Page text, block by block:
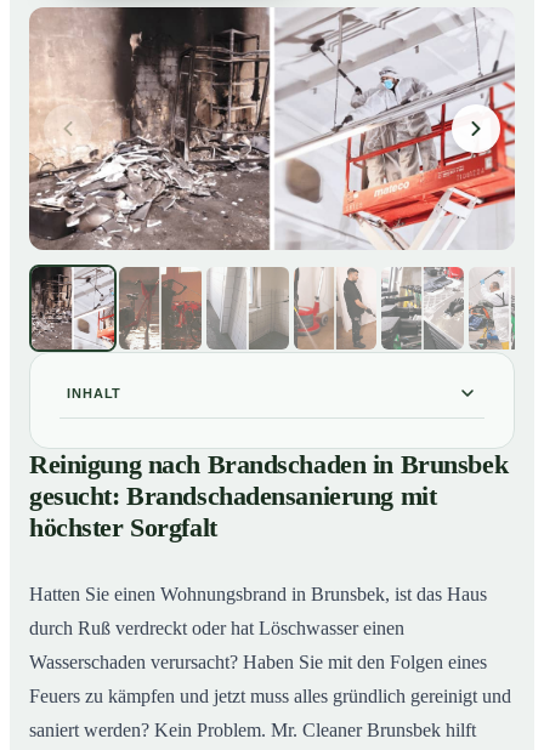
INHALT
01Reinigung nach Brandschaden in Brunsbek gesucht:
Brandschadensanierung mit höchster Sorgfalt
02 Brandreinigung in Brunsbek – Profis im Einsatz
Reinigung nach Brandschaden in Brunsbek
gesucht: Brandschadensanierung mit
höchster Sorgfalt
Hatten Sie einen Wohnungsbrand in Brunsbek, ist das Haus
durch Ruß verdreckt oder hat Löschwasser einen
Wasserschaden verursacht? Haben Sie mit den Folgen eines
Feuers zu kämpfen und jetzt muss alles gründlich gereinigt und
saniert werden? Kein Problem. Mr. Cleaner Brunsbek hilft